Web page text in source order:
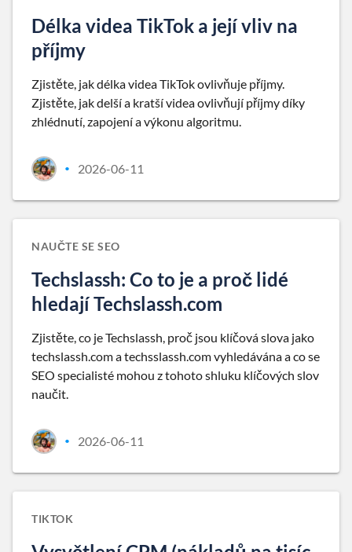
Délka videa TikTok a její vliv na
příjmy
Zjistěte, jak délka videa TikTok ovlivňuje příjmy.
Zjistěte, jak delší a kratší videa ovlivňují příjmy díky
zhlédnutí, zapojení a výkonu algoritmu.
• 2026-06-11
NAUČTE SE SEO
Techslassh: Co to je a proč lidé
hledají Techslassh.com
Zjistěte, co je Techslassh, proč jsou klíčová slova jako
techslassh.com a techsslassh.com vyhledávána a co se
SEO specialisté mohou z tohoto shluku klíčových slov
naučit.
• 2026-06-11
TIKTOK